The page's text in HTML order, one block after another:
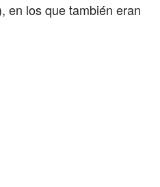
en los que también eran